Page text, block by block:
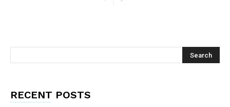
RECENT POSTS